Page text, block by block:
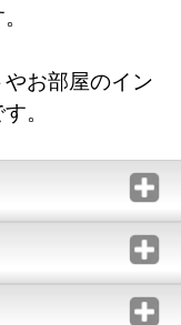
お部屋のイン
。